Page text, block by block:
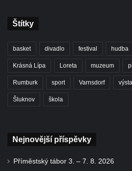
Štítky
basket divadlo festival hudba
Krásná Lípa Loreta muzeum
Rumburk sport Varnsdorf
Šluknov škola
Nejnovější příspěvky
Příměstský tábor 3. – 7. 8. 2026